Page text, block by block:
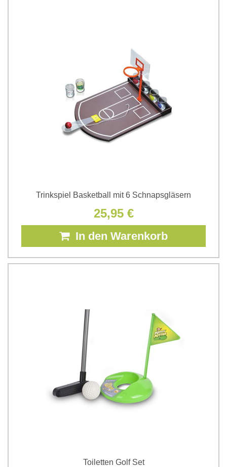
Trinkspiel Basketball mit 6 Schnapsgläsern
25,95 €
In den Warenkorb
Toiletten Golf Set